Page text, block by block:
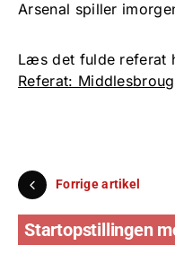
Arsenal spiller
Læs det fulde referat
Referat:
Forrige artikel
Startopstillingen